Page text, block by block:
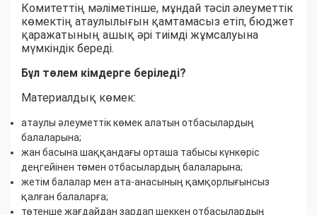
Комитеттің мәліметінше, мұндай тәсіл әлеуметтік
көмектің атаулылығын қамтамасыз етіп, бюджет
қаражатының ашық әрі тиімді жұмсалуына
мүмкіндік береді.
Бұл төлем кімдерге беріледі?
Материалдық көмек:
атаулы әлеуметтік көмек алатын отбасылардың
балаларына;
жан басына шаққандағы орташа табысы күнкөріс
деңгейінен төмен отбасылардың балаларына;
жетім балалар мен ата-анасының қамқорлығынсыз
қалған балаларға;
төтенше жағдайдан зардап шеккен отбасылардың